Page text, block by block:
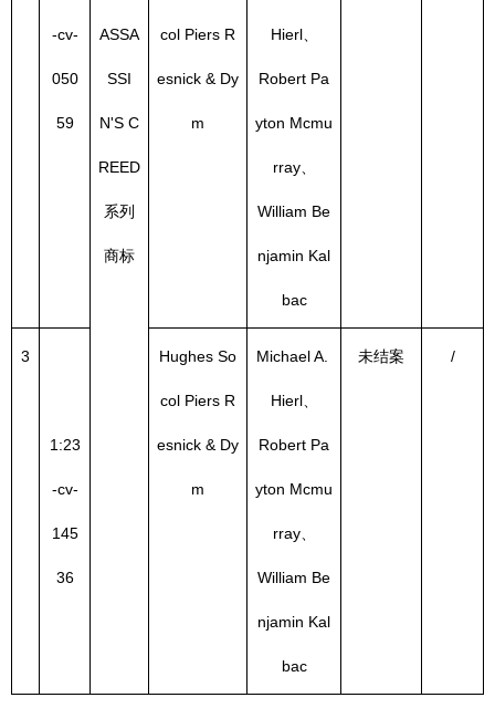
ASSA
SSI
N'S C
REED
系列
商标
-cv-
050
59
col Piers R
esnick & Dy
m
Hierl、
Robert Pa
yton Mcmu
rray、
William Be
njamin Kal
bac
3
1:23
-cv-
145
36
Hughes So
col Piers R
esnick & Dy
m
Michael A.
Hierl、
Robert Pa
yton Mcmu
rray、
William Be
njamin Kal
bac
未结案 /